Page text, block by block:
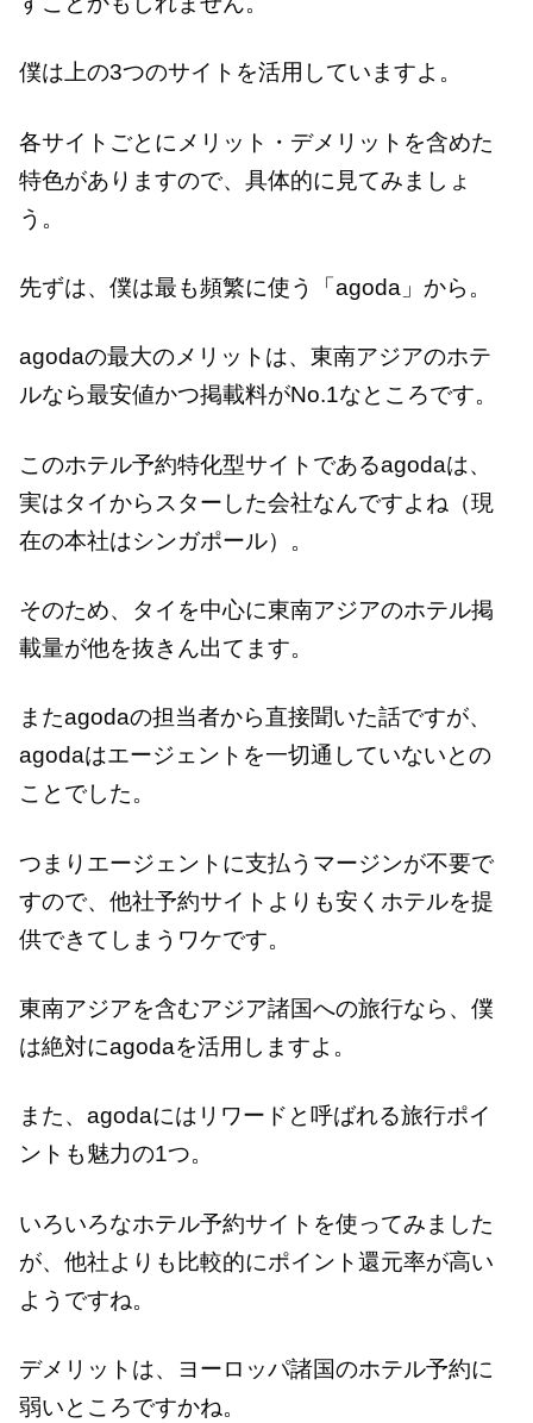
僕は上の3つのサイトを活用していますよ。
各サイトごとにメリット・デメリットを含めた
特色がありますので、具体的に見てみましょ
う。
先ずは、僕は最も頻繁に使う「agoda」から。
agodaの最大のメリットは、東南アジアのホテ
ルなら最安値かつ掲載料がNo.1なところです。
このホテル予約特化型サイトであるagodaは、
実はタイからスターした会社なんですよね（現
在の本社はシンガポール）。
そのため、タイを中心に東南アジアのホテル掲
載量が他を抜きん出てます。
またagodaの担当者から直接聞いた話ですが、
agodaはエージェントを一切通していないとの
ことでした。
つまりエージェントに支払うマージンが不要で
すので、他社予約サイトよりも安くホテルを提
供できてしまうワケです。
東南アジアを含むアジア諸国への旅行なら、僕
は絶対にagodaを活用しますよ。
また、agodaにはリワードと呼ばれる旅行ポイ
ントも魅力の1つ。
いろいろなホテル予約サイトを使ってみました
が、他社よりも比較的にポイント還元率が高い
ようですね。
デメリットは、ヨーロッパ諸国のホテル予約に
弱いところですかね。